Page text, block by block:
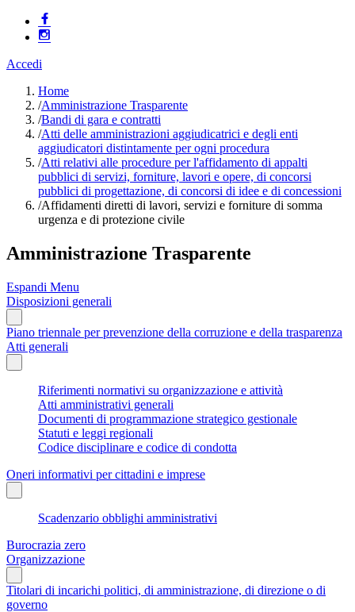
Accedi
Home
/Amministrazione Trasparente
/Bandi di gara e contratti
/Atti delle amministrazioni aggiudicatrici e degli enti
aggiudicatori distintamente per ogni procedura
/Atti relativi alle procedure per l'affidamento di appalti
pubblici di servizi, forniture, lavori e opere, di concorsi
pubblici di progettazione, di concorsi di idee e di concessioni
/Affidamenti diretti di lavori, servizi e forniture di somma
urgenza e di protezione civile
Amministrazione Trasparente
Espandi Menu
Disposizioni generali
Piano triennale per prevenzione della corruzione e della trasparenza
Atti generali
Riferimenti normativi su organizzazione e attività
Atti amministrativi generali
Documenti di programmazione strategico gestionale
Statuti e leggi regionali
Codice disciplinare e codice di condotta
Oneri informativi per cittadini e imprese
Scadenzario obblighi amministrativi
Burocrazia zero
Organizzazione
Titolari di incarichi politici, di amministrazione, di direzione o di
governo